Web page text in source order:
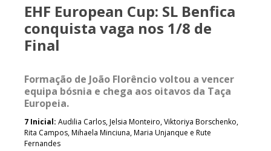
EHF European Cup: SL Benfica
conquista vaga nos 1/8 de
Final
Formação de João Florêncio voltou a vencer
equipa bósnia e chega aos oitavos da Taça
Europeia.
7 Inicial: Audilia Carlos, Jelsia Monteiro, Viktoriya Borschenko,
Rita Campos, Mihaela Minciuna, Maria Unjanque e Rute
Fernandes